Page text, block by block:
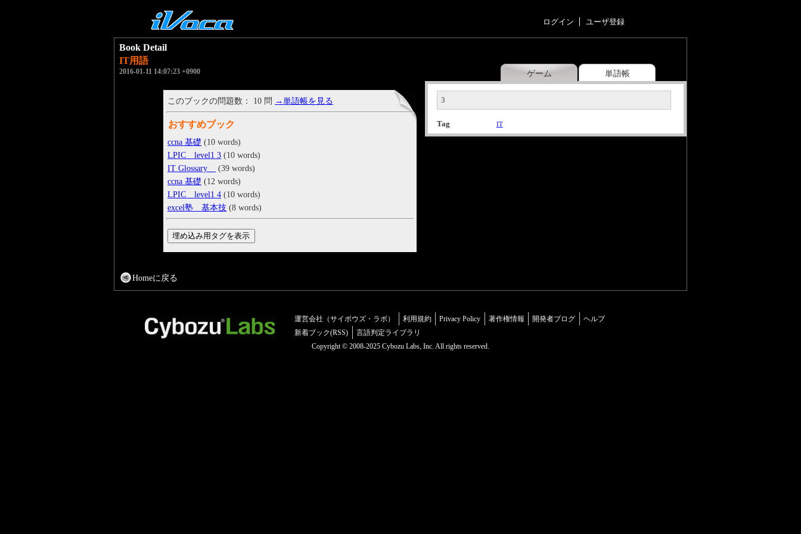
ログイン ユーザ登録
ゲーム 単語帳
Book Detail
IT用語
2016-01-11 14:07:23 +0900
3
Tag IT
このブックの問題数： 10 問 →単語帳を見る
おすすめブック
ccna 基礎 (10 words)
LPIC level1 3 (10 words)
IT Glossary
(39 words)
ccna 基礎 (12 words)
LPIC level1 4 (10 words)
excel塾 基本技 (8 words)
Homeに戻る
運営会社（サイボウズ・ラボ） 利用規約 Privacy Policy 著作権情報 開発者ブログ
ヘルプ
新着ブック(RSS)
言語判定ライブラリ
Copyright © 2008-2025 Cybozu Labs, Inc. All rights reserved.